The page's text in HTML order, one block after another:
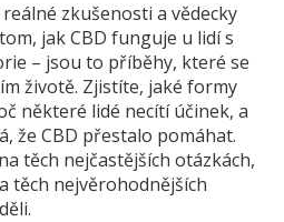
zkušenosti a vědecky
jak CBD funguje u lidí s
– jsou to příběhy, které se
životě. Zjistíte, jaké formy
některé lidé necítí účinek, a
že CBD přestalo pomáhat.
těch nejčastějších otázkách,
těch nejvěrohodnějších